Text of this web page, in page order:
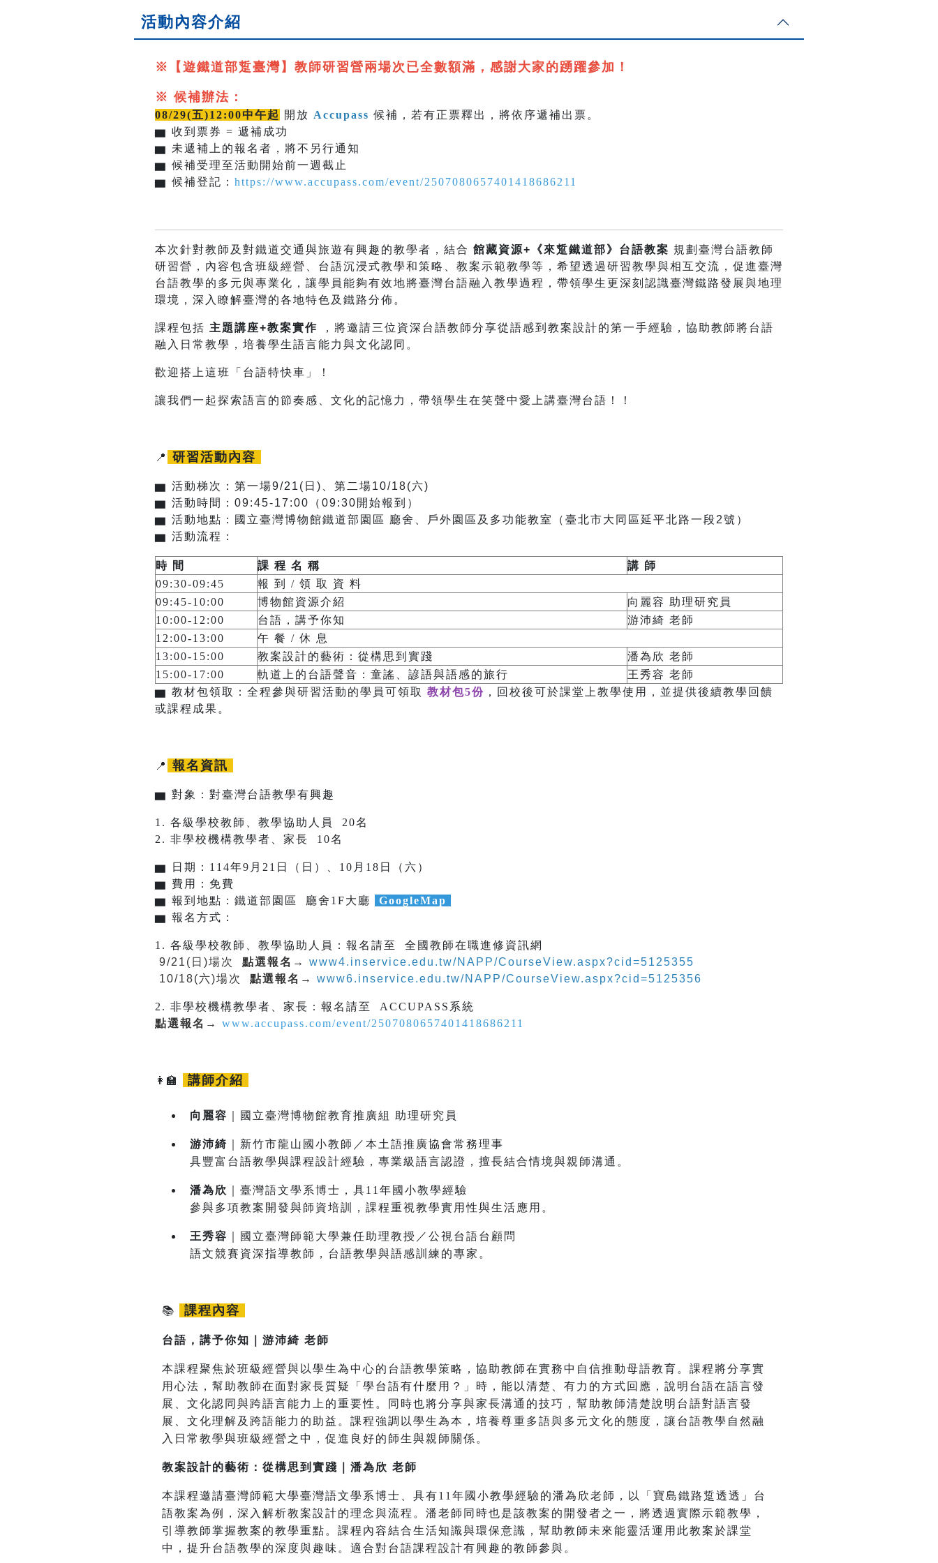
活動內容介紹
※【遊鐵道部踅臺灣】教師研習營兩場次已全數額滿，感謝大家的踴躍參加！
※ 候補辦法：
08/29(五)12:00中午起 開放 Accupass 候補，若有正票釋出，將依序遞補出票。
▆ 收到票券 = 遞補成功
▆ 未遞補上的報名者，將不另行通知
▆ 候補受理至活動開始前一週截止
▆ 候補登記： https://www.accupass.com/event/2507080657401418686211
本次針對教師及對鐵道交通與旅遊有興趣的教學者，結合 館藏資源+《來踅鐵道部》台語教案 規劃臺灣台語教師
研習營，內容包含班級經營、台語沉浸式教學和策略、教案示範教學等，希望透過研習教學與相互交流，促進臺灣
台語教學的多元與專業化，讓學員能夠有效地將臺灣台語融入教學過程，帶領學生更深刻認識臺灣鐵路發展與地理
環境，深入瞭解臺灣的各地特色及鐵路分佈。
課程包括 主題講座+教案實作
，將邀請三位資深台語教師分享從語感到教案設計的第一手經驗，協助教師將台語
融入日常教學，培養學生語言能力與文化認同。
歡迎搭上這班「台語特快車」！
讓我們一起探索語言的節奏感、文化的記憶力，帶領學生在笑聲中愛上講臺灣台語！！
📍 研習活動內容
▆ 活動梯次：第一場9/21(日)、第二場10/18(六)
▆ 活動時間：09:45-17:00（09:30開始報到）
▆ 活動地點：國立臺灣博物館鐵道部園區 廳舍、戶外園區及多功能教室（臺北市大同區延平北路一段2號）
▆ 活動流程：
時 間 課 程 名 稱
講 師
09:30-09:45
報 到 / 領 取 資 料
09:45-10:00
博物館資源介紹
向麗容 助理研究員
10:00-12:00
台語，講予你知
游沛綺 老師
12:00-13:00
午 餐 / 休 息
13:00-15:00
教案設計的藝術：從構思到實踐
潘為欣 老師
15:00-17:00
軌道上的台語聲音：童謠、諺語與語感的旅行
王秀容 老師
▆ 教材包領取： 全程參與研習活動的學員可領取 教材包5份 ，回校後可於課堂上教學使用，並提供後續教學回饋
或課程成果。
📍 報名資訊
▆ 對象：對臺灣台語教學有興趣
1. 各級學校教師、教學協助人員 20名
2. 非學校機構教學者、家長 10名
▆ 日期：114年9月21日（日）、10月18日（六）
▆ 費用：免費
▆ 報到地點：鐵道部園區 廳舍1F大廳
GoogleMap
▆ 報名方式：
1. 各級學校教師、教學協助人員：報名請至 全國教師在職進修資訊網
9/21(日)場次
點選報名→
www4.inservice.edu.tw/NAPP/CourseView.aspx?cid=5125355
10/18(六)場次 點選報名 → www6.inservice.edu.tw/NAPP/CourseView.aspx?cid=5125356
2. 非學校機構教學者、家長：報名請至 ACCUPASS系統
點選報名 → www.accupass.com/event/2507080657401418686211
👩‍🏫 講師介紹
向麗容 ｜國立臺灣博物館教育推廣組 助理研究員
游沛綺 ｜新竹市龍山國小教師／本土語推廣協會常務理事
具豐富台語教學與課程設計經驗，專業級語言認證，擅長結合情境與親師溝通。
潘為欣
｜臺灣語文學系博士，具11年國小教學經驗
參與多項教案開發與師資培訓，課程重視教學實用性與生活應用。
王秀容
｜國立臺灣師範大學兼任助理教授／公視台語台顧問
語文競賽資深指導教師，台語教學與語感訓練的專家。
📚 課程內容
台語，講予你知｜游沛綺 老師
本課程聚焦於班級經營與以學生為中心的台語教學策略，協助教師在實務中自信推動母語教育。課程將分享實
用心法，幫助教師在面對家長質疑「學台語有什麼用？」時，能以清楚、有力的方式回應，說明台語在語言發
展、文化認同與跨語言能力上的重要性。同時也將分享與家長溝通的技巧，幫助教師清楚說明台語對語言發
展、文化理解及跨語能力的助益。課程強調以學生為本，培養尊重多語與多元文化的態度，讓台語教學自然融
入日常教學與班級經營之中，促進良好的師生與親師關係。
教案設計的藝術：從構思到實踐｜潘為欣 老師
本課程邀請臺灣師範大學臺灣語文學系博士、具有11年國小教學經驗的潘為欣老師，以「寶島鐵路踅透透」台
語教案為例，深入解析教案設計的理念與流程。潘老師同時也是該教案的開發者之一，將透過實際示範教學，
引導教師掌握教案的教學重點。課程內容結合生活知識與環保意識，幫助教師未來能靈活運用此教案於課堂
中，提升台語教學的深度與趣味。適合對台語課程設計有興趣的教師參與。